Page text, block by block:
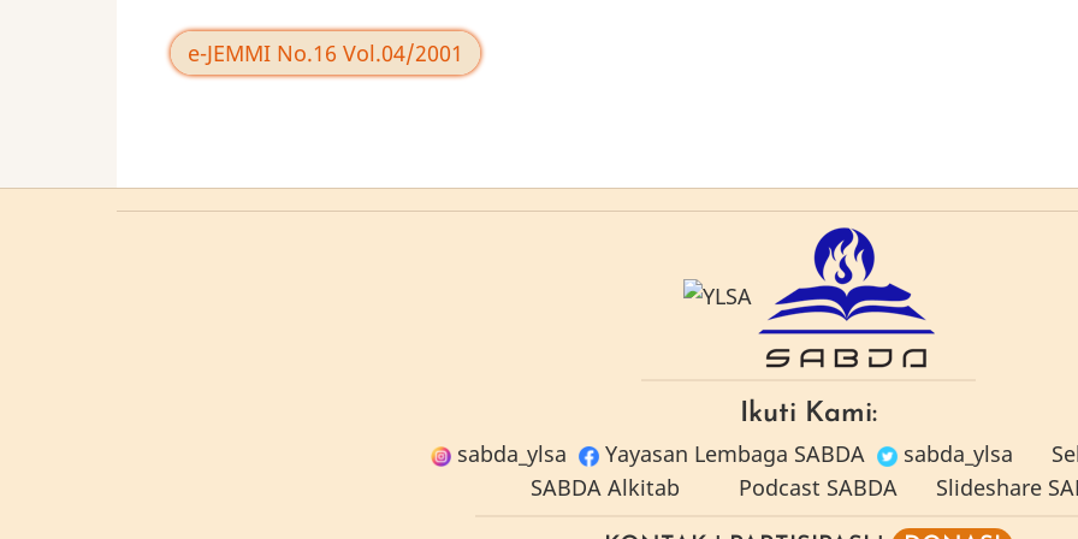
e-JEMMI No.16 Vol.04/2001
Ikuti Kami:
sabda_ylsa
Yayasan Lembaga SABDA sabda_ylsa
SABDA Alkitab
Podcast SABDA Slideshare